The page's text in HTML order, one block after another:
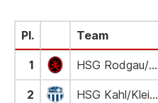
Pl. Team
1 HSG Rodgau/N.-Roden II
2 HSG Kahl/Kleinostheim